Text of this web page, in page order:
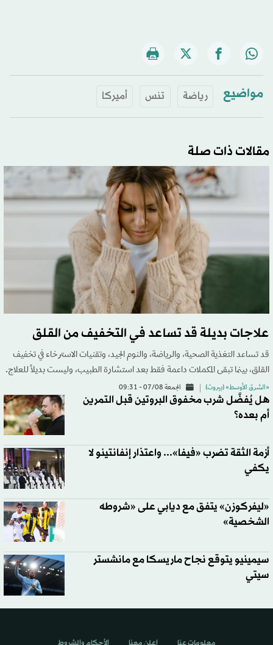
مواضيع رياضة تنس أميركا
مقالات ذات صلة
علاجات بديلة قد تساعد في التخفيف من القلق
قد تساعد التغذية الصحية، والرياضة، والنوم الجيد، وتقنيات الاسترخاء في تخفيف
القلق، بينما تبقى المكملات داعمة فقط بعد استشارة الطبيب، وليست بديلاً للعلاج.
«الشرق الأوسط» (بيروت) الجمعة 07/08 - 09:31
هل يُفضَّل شرب مخفوق البروتين قبل التمرين
أم بعده؟
أزمة الثقة تضرب «فيفا»... واعتذار إنفانتينو لا
يكفي
«ليفركوزن» يتفق مع ديابي على «شروطه
الشخصية»
سيمينيو يتوقع نجاح ماريسكا مع مانشستر
سيتي